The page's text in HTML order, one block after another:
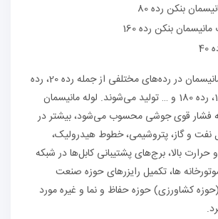
بنکن رده 80
در واقع لوله های مانیسمان در رده‌های مختلفی از جمله رده 20، رده
40، رده 80، رده 120، رده 180 و … تولید می‌شوند. لوله مانیسمان
درز رده 40 که فشار قوی جوشی محسوب می‌شود، بیشتر در
نفت و گاز، پتروشیمی، خطوط هیدرولیک،
بالا، برج‌های پشتیبانی کابل‌ها در شبکه
ها، تکمیل رایزرهای حوزه صنعت
کشاورزی) حوزه حفاظ و نما و غیره مورد